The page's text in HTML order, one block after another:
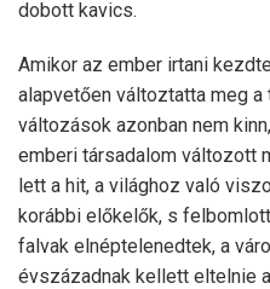
dobott kavics.
Amikor az ember irtani
alapvetően változtatta meg
változások azonban nem
emberi társadalom változott
lett a hit, a világhoz való
korábbi előkelők, s
falvak elnéptelenedtek, a
évszázadnak kellett eltelnie